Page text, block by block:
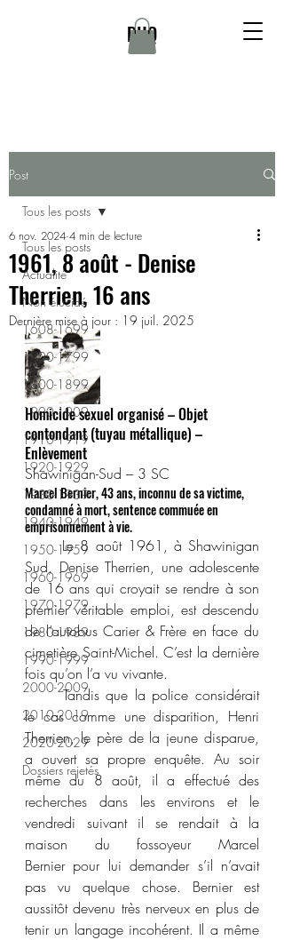
DHQ
Post
Tous les posts
Actualité
Non élucidé
1608-1699
1700-1799
1800-1899
1900-1909
1910-1919
1920-1929
1930-1939
1940-1949
1950-1959
1960-1969
1970-1979
1980-1989
1990-1999
2000-2009
2010-2019
2020-2029
Dossiers rejetés
Tous les posts
1961, 8 août - Denise
Therrien, 16 ans
6 nov. 2024 4 min de lecture
Dernière mise à jour : 19 juil. 2025
Homicide sexuel organisé – Objet
contondant (tuyau métallique) –
Enlèvement
Shawinigan-Sud – 3 SC
Marcel Bernier, 43 ans, inconnu de sa victime,
condamné à mort, sentence commuée en
emprisonnement à vie.
	Le 8 août 1961, à Shawinigan
Sud, Denise Therrien, une adolescente
de 16 ans qui croyait se rendre à son
premier véritable emploi, est descendu
de l’autobus Carier & Frère en face du
cimetière Saint-Michel. C’est la dernière
fois qu’on l’a vu vivante.
	Tandis que la police considérait
le cas comme une disparition, Henri
Therrien, le père de la jeune disparue,
a ouvert sa propre enquête. Au soir
même du 8 août, il a effectué des
recherches dans les environs et le
vendredi suivant il se rendait à la
maison du fossoyeur Marcel
Bernier pour lui demander s’il n’avait
pas vu quelque chose. Bernier est
aussitôt devenu très nerveux en plus de
tenir un langage incohérent. Il a même